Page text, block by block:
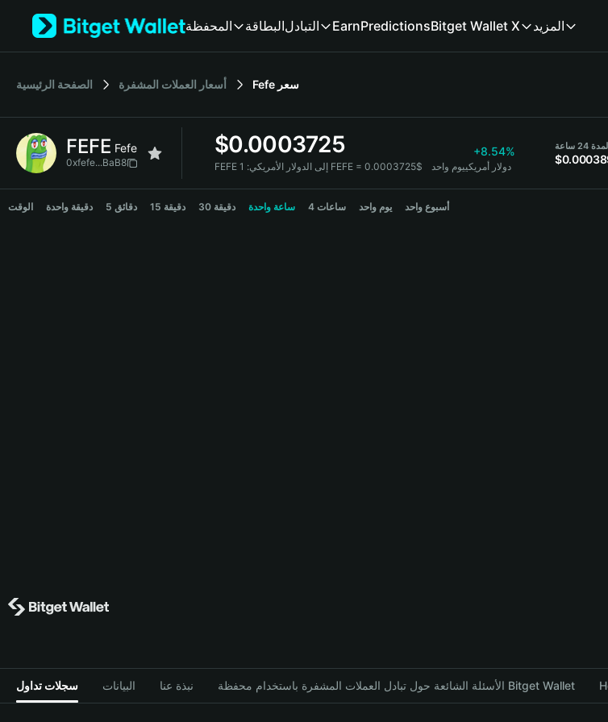
Tiếng Việt
Español (Latinoamérica)
Français
Deutsch
繁體中文
المحفظة البطاقةالتبادل EarnPredictionsBitget Wallet X المزيد
الصفحة الرئيسية أسعار العملات المشفرة Fefe سعر
FEFE Fefe
0xfefe...BaB8
$0.0003725 +8.54%
FEFE إلى الدولار الأمريكي: 1 FEFE = 0.0003725$ دولار أمريكييوم واحد
ساعة
FEFE Price Chart
الوقت دقيقة واحدة 5 دقائق 15 دقيقة 30 دقيقة ساعة واحدة 4 ساعات يوم واحد أسبوع واحد
سجلات تداول البيانات نبذة عنا الأسئلة الشائعة حول تبادل العملات المشفرة باستخدام محفظة Bitget Wallet